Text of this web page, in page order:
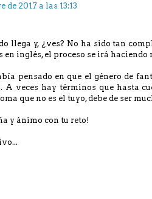
de 2017 a las 13:13
llega y, ¿ves? No ha sido tan
inglés, el proceso se irá haciendo
pensado en que el género de
A veces hay términos que hasta
que no es el tuyo, debe de ser
y ánimo con tu reto!